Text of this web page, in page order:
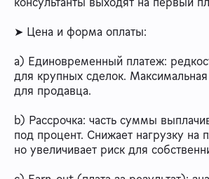
➤ Цена и форма оплаты:
a) Единовременный платеж:
для крупных сделок.
для продавца.
b) Рассрочка: часть суммы
под процент. Снижает нагрузку на
но увеличивает риск для